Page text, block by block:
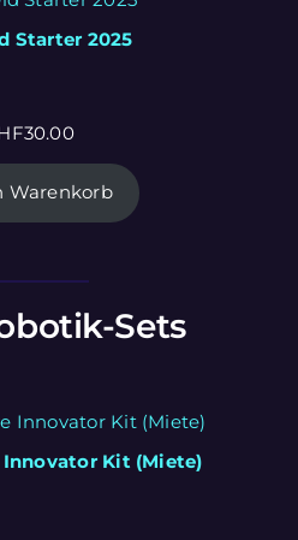
Starter 2025
30.00
Warenkorb
Sets
Innovator Kit (Miete)